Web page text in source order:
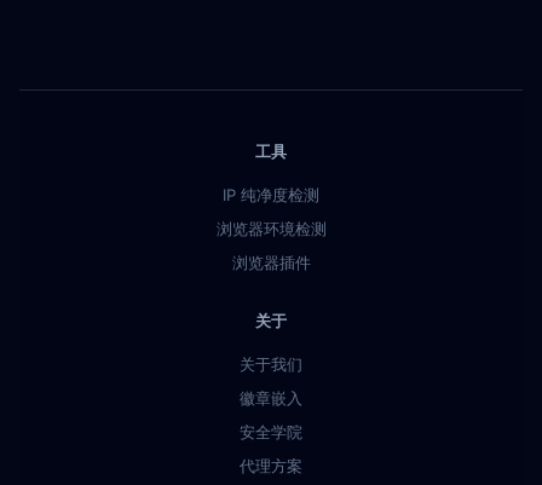
工具
IP 纯净度检测
浏览器环境检测
浏览器插件
关于
关于我们
徽章嵌入
安全学院
代理方案